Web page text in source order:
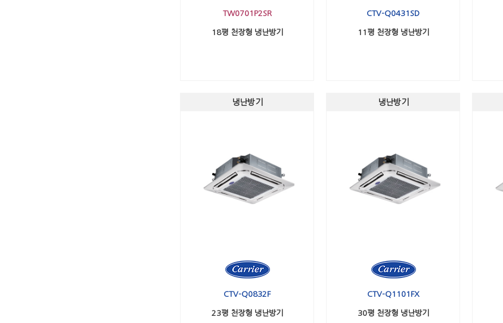
TW0701P2SR
18평 천장형 냉난방기
CTV-Q0431SD
11평 천장형 냉난방기
냉난방기
CTV-Q0832F
23평 천장형 냉난방기
냉난방기
CTV-Q1101FX
30평 천장형 냉난방기